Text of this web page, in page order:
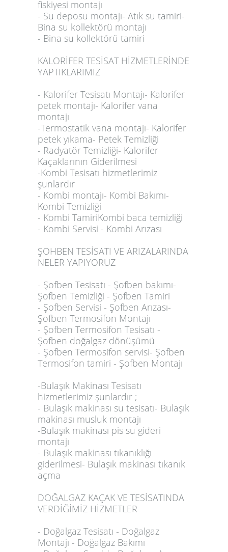
fiskiyesi montajı
- Su deposu montajı- Atık su tamiri-
Bina su kollektörü montajı
- Bina su kollektörü tamiri
KALORİFER TESİSAT HİZMETLERİNDE
YAPTIKLARIMIZ
- Kalorifer Tesisatı Montajı- Kalorifer
petek montajı- Kalorifer vana
montajı
-Termostatik vana montajı- Kalorifer
petek yıkama- Petek Temizliği
- Radyatör Temizliği- Kalorifer
Kaçaklarının Giderilmesi
-Kombi Tesisatı hizmetlerimiz
şunlardır
- Kombi montajı- Kombi Bakımı-
Kombi Temizliği
- Kombi TamiriKombi baca temizliği
- Kombi Servisi - Kombi Arızası
ŞOHBEN TESİSATI VE ARIZALARINDA
NELER YAPIYORUZ
- Şofben Tesisatı - Şofben bakımı-
Şofben Temizliği - Şofben Tamiri
- Şofben Servisi - Şofben Arızası-
Şofben Termosifon Montajı
- Şofben Termosifon Tesisatı -
Şofben doğalgaz dönüşümü
- Şofben Termosifon servisi- Şofben
Termosifon tamiri - Şofben Montajı
-Bulaşık Makinası Tesisatı
hizmetlerimiz şunlardır ;
- Bulaşık makinası su tesisatı- Bulaşık
makinası musluk montajı
-Bulaşık makinası pis su gideri
montajı
- Bulaşık makinası tıkanıklığı
giderilmesi- Bulaşık makinası tıkanık
açma
DOĞALGAZ KAÇAK VE TESİSATINDA
VERDİĞİMİZ HİZMETLER
- Doğalgaz Tesisatı - Doğalgaz
Montajı - Doğalgaz Bakımı